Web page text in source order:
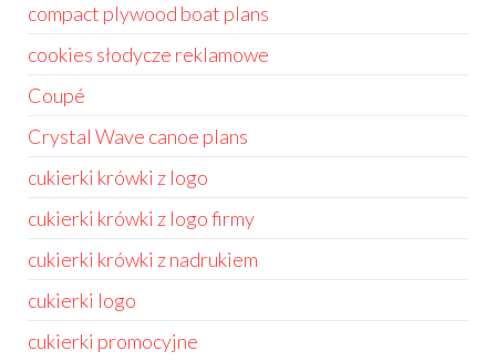
compact plywood boat plans
cookies słodycze reklamowe
Coupé
Crystal Wave canoe plans
cukierki krówki z logo
cukierki krówki z logo firmy
cukierki krówki z nadrukiem
cukierki logo
cukierki promocyjne